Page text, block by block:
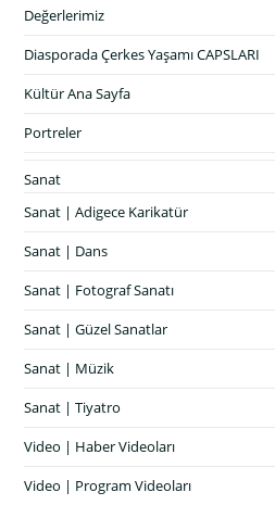
Değerlerimiz
Diasporada Çerkes Yaşamı CAPSLARI
Kültür Ana Sayfa
Portreler
Sanat
Sanat | Adigece Karikatür
Sanat | Dans
Sanat | Fotograf Sanatı
Sanat | Güzel Sanatlar
Sanat | Müzik
Sanat | Tiyatro
Video | Haber Videoları
Video | Program Videoları